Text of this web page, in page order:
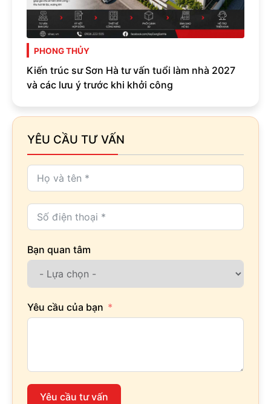
PHONG THỦY
Kiến trúc sư Sơn Hà tư vấn tuổi làm nhà 2027
và các lưu ý trước khi khởi công
YÊU CẦU TƯ VẤN
Bạn quan tâm
Yêu cầu của bạn
Yêu cầu tư vấn